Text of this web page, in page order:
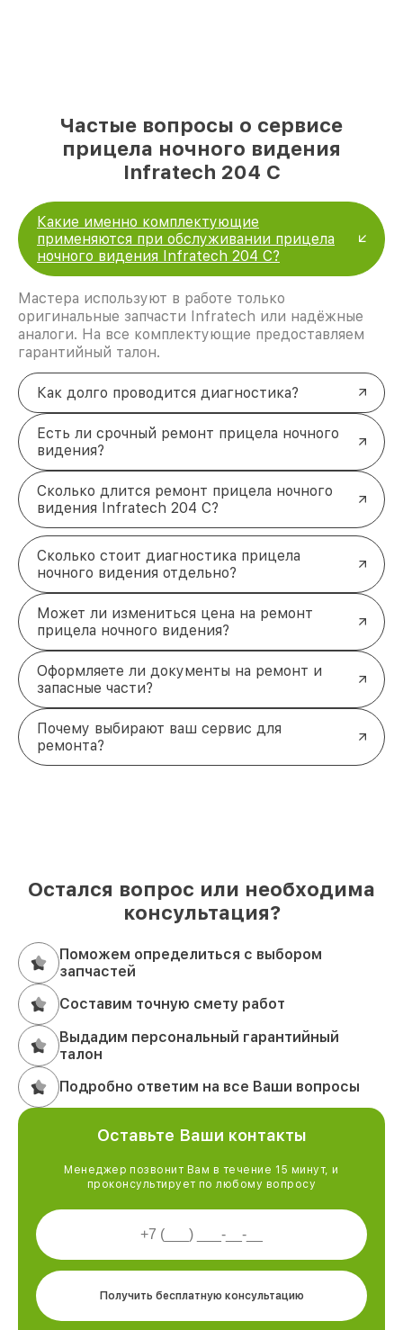
Частые вопросы о сервисе
прицела ночного видения
Infratech 204 С
Какие именно комплектующие
применяются при обслуживании прицела
ночного видения Infratech 204 С?
Мастера используют в работе только
оригинальные запчасти Infratech или надёжные
аналоги. На все комплектующие предоставляем
гарантийный талон.
Как долго проводится диагностика?
Есть ли срочный ремонт прицела ночного
видения?
Сколько длится ремонт прицела ночного
видения Infratech 204 С?
Сколько стоит диагностика прицела
ночного видения отдельно?
Может ли измениться цена на ремонт
прицела ночного видения?
Оформляете ли документы на ремонт и
запасные части?
Почему выбирают ваш сервис для
ремонта?
Остался вопрос или необходима
консультация?
Поможем определиться с выбором
запчастей
Составим точную смету работ
Выдадим персональный гарантийный
талон
Подробно ответим на все Ваши вопросы
Оставьте Ваши контакты
Менеджер позвонит Вам в течение 15 минут, и
проконсультирует по любому вопросу
Получить бесплатную консультацию